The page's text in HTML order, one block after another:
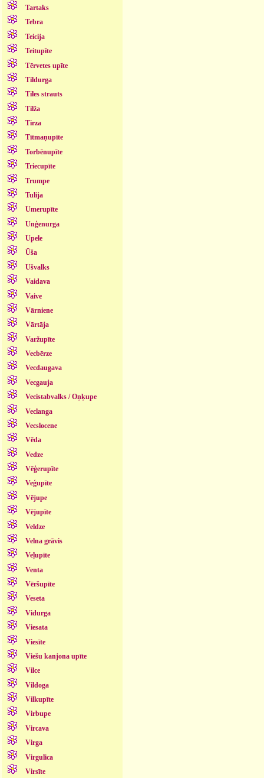
Tartaks
Tebra
Teicija
Teitupīte
Tērvetes upīte
Tildurga
Tīles strauts
Tilža
Tirza
Tītmaņupīte
Torbēnupīte
Triecupīte
Trumpe
Tulija
Umerupīte
Unģenurga
Upele
Ūša
Ušvalks
Vaidava
Vaive
Vārniene
Vārtāja
Varžupīte
Vecbērze
Vecdaugava
Vecgauja
Vecistabvalks / Oņķupe
Veclanga
Vecslocene
Vēda
Vedze
Vēģerupīte
Veģupīte
Vējupe
Vējupīte
Veldze
Velna grāvis
Veļupīte
Venta
Vēršupīte
Veseta
Vidurga
Viesata
Viesīte
Viešu kanjona upīte
Vilce
Vildoga
Vilkupīte
Virbupe
Vircava
Virga
Virgulica
Virsīte